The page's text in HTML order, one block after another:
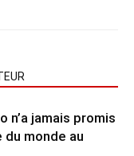
n’a jamais promis
du monde au